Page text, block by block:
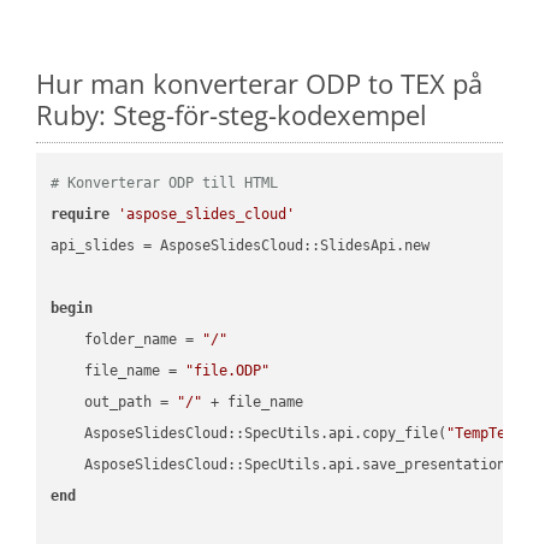
Hur man konverterar ODP to TEX på
Ruby: Steg-för-steg-kodexempel
# Konverterar ODP till HTML
require
'aspose_slides_cloud'
api_slides = AsposeSlidesCloud::SlidesApi.new
begin
    folder_name =
"/"
    file_name =
"file.ODP"
    out_path =
"/" + file_name
    AsposeSlidesCloud::SpecUtils.api.copy_file(
end